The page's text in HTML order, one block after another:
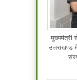
मुख्यमंत्री
उत्तराखण्ड